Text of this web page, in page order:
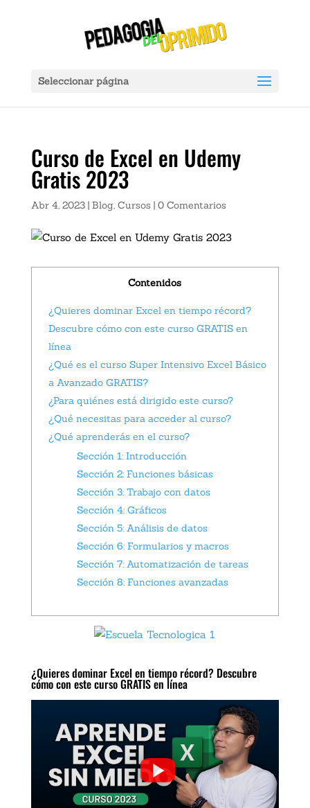
Portátil Gadnic Power Bank 20000mah 2 Usb Color Negro Carga
Seleccionar página
Curso de Excel en Udemy
Gratis 2023
Abr 4, 2023| Blog, Cursos | 0 Comentarios
Contenidos
¿Quieres dominar Excel en tiempo récord?
Descubre cómo con este curso GRATIS en
línea
¿Qué es el curso Super Intensivo Excel Básico
a Avanzado GRATIS?
¿Para quiénes está dirigido este curso?
¿Qué necesitas para acceder al curso?
¿Qué aprenderás en el curso?
Sección 1: Introducción
Sección 2: Funciones básicas
Sección 3: Trabajo con datos
Sección 4: Gráficos
Sección 5: Análisis de datos
Sección 6: Formularios y macros
Sección 7: Automatización de tareas
Sección 8: Funciones avanzadas
¿Quieres dominar Excel en tiempo récord? Descubre
cómo con este curso GRATIS en línea